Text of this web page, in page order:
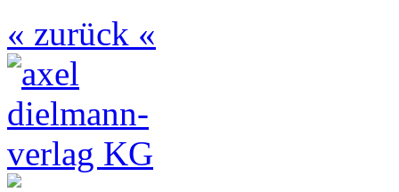
« zurück «